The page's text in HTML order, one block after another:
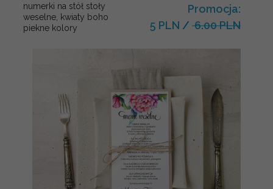
numerki na stół stoły
weselne, kwiaty boho
piekne kolory
Promocja:
5 PLN / 6.00 PLN